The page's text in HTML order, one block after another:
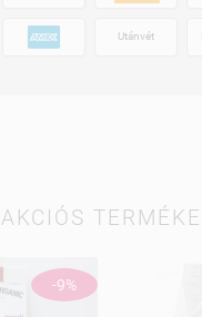
Utánvét
AKCIÓS
-9%